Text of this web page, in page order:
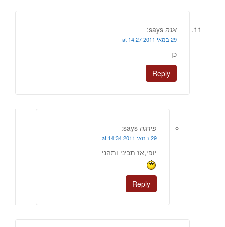
אנה says:
29 במאי 2011 at 14:27
כן
Reply
פירגה says:
29 במאי 2011 at 14:34
יופי,אז תכיני ותהני
Reply